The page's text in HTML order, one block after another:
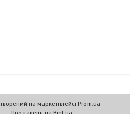
на маркетплейсі Prom.ua